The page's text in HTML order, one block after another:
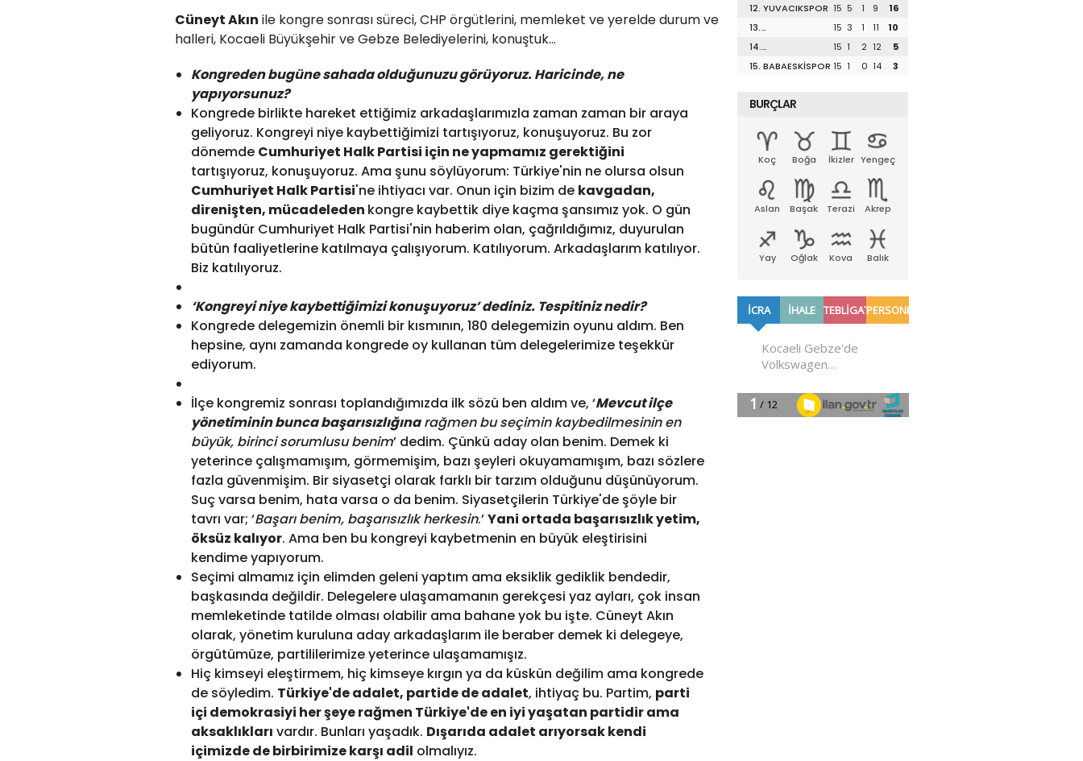
Cüneyt Akın ile kongre sonrası süreci, CHP örgütlerini, memleket ve yerelde durum ve
halleri, Kocaeli Büyükşehir ve Gebze Belediyelerini, konuştuk…
Kongreden bugüne sahada olduğunuzu görüyoruz. Haricinde, ne
yapıyorsunuz?
Kongrede birlikte hareket ettiğimiz arkadaşlarımızla zaman zaman bir araya
geliyoruz. Kongreyi niye kaybettiğimizi tartışıyoruz, konuşuyoruz. Bu zor
dönemde Cumhuriyet Halk Partisi için ne yapmamız gerektiğini
tartışıyoruz, konuşuyoruz. Ama şunu söylüyorum: Türkiye'nin ne olursa olsun
Cumhuriyet Halk Partisi'ne ihtiyacı var. Onun için bizim de kavgadan,
direnişten, mücadeleden kongre kaybettik diye kaçma şansımız yok. O gün
bugündür Cumhuriyet Halk Partisi'nin haberim olan, çağrıldığımız, duyurulan
bütün faaliyetlerine katılmaya çalışıyorum. Katılıyorum. Arkadaşlarım katılıyor.
Biz katılıyoruz.
‘Kongreyi niye kaybettiğimizi konuşuyoruz’ dediniz. Tespitiniz nedir?
Kongrede delegemizin önemli bir kısmının, 180 delegemizin oyunu aldım. Ben
hepsine, aynı zamanda kongrede oy kullanan tüm delegelerimize teşekkür
ediyorum.
İlçe kongremiz sonrası toplandığımızda ilk sözü ben aldım ve, ‘Mevcut ilçe
yönetiminin bunca başarısızlığınarağmen bu seçimin kaybedilmesinin en
büyük, birinci sorumlusu benim’ dedim. Çünkü aday olan benim. Demek ki
yeterince çalışmamışım, görmemişim, bazı şeyleri okuyamamışım, bazı sözlere
fazla güvenmişim. Bir siyasetçi olarak farklı bir tarzım olduğunu düşünüyorum.
Suç varsa benim, hata varsa o da benim. Siyasetçilerin Türkiye'de şöyle bir
tavrı var; ‘Başarı benim, başarısızlık herkesin.’Yani ortada başarısızlık yetim,
öksüz kalıyor. Ama ben bu kongreyi kaybetmenin en büyük eleştirisini
kendime yapıyorum.
Seçimi almamız için elimden geleni yaptım ama eksiklik gediklik bendedir,
başkasında değildir. Delegelere ulaşamamanın gerekçesi yaz ayları, çok insan
memleketinde tatilde olması olabilir ama bahane yok bu işte. Cüneyt Akın
olarak, yönetim kuruluna aday arkadaşlarım ile beraber demek ki delegeye,
örgütümüze, partililerimize yeterince ulaşamamışız.
Hiç kimseyi eleştirmem, hiç kimseye kırgın ya da küskün değilim ama kongrede
de söyledim. Türkiye'de adalet, partide de adalet, ihtiyaç bu. Partim, parti
içi demokrasiyi her şeye rağmen Türkiye'de en iyi yaşatan partidir ama
aksaklıkları vardır. Bunları yaşadık. Dışarıda adalet arıyorsak kendi
içimizde de birbirimize karşı adil olmalıyız.
12. YUVACIKSPOR 15 5 1 9
16
13.
15 3 1 11
10
14.
LÜLEBURGAZSPOR
15 1 2 12
5
15. BABAESKİSPOR 15 1 0 14 3
BURÇLAR
Koç Boğa İkizler Yengeç
Aslan Başak Terazi Akrep
Yay Oğlak Kova Balık